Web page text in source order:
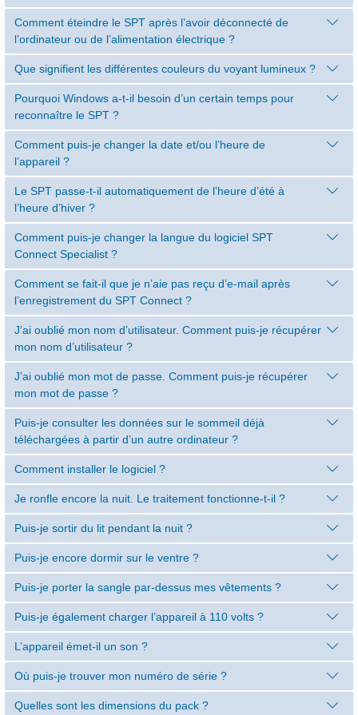
Comment éteindre le SPT après l’avoir déconnecté de
l’ordinateur ou de l’alimentation électrique ?
Que signifient les différentes couleurs du voyant lumineux ?
Pourquoi Windows a-t-il besoin d’un certain temps pour
reconnaître le SPT ?
Comment puis-je changer la date et/ou l’heure de
l’appareil ?
Le SPT passe-t-il automatiquement de l’heure d’été à
l’heure d’hiver ?
Comment puis-je changer la langue du logiciel SPT
Connect Specialist ?
Comment se fait-il que je n’aie pas reçu d’e-mail après
l’enregistrement du SPT Connect ?
J’ai oublié mon nom d’utilisateur. Comment puis-je récupérer
mon nom d’utilisateur ?
J’ai oublié mon mot de passe. Comment puis-je récupérer
mon mot de passe ?
Puis-je consulter les données sur le sommeil déjà
téléchargées à partir d’un autre ordinateur ?
Comment installer le logiciel ?
Je ronfle encore la nuit. Le traitement fonctionne-t-il ?
Puis-je sortir du lit pendant la nuit ?
Puis-je encore dormir sur le ventre ?
Puis-je porter la sangle par-dessus mes vêtements ?
Puis-je également charger l’appareil à 110 volts ?
L’appareil émet-il un son ?
Où puis-je trouver mon numéro de série ?
Quelles sont les dimensions du pack ?